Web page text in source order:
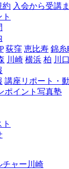
約 入会から受講
荻窪 恵比寿 錦糸
川崎 横浜 柏 川口
講座リポート・
ポイント写真塾
チャー川崎